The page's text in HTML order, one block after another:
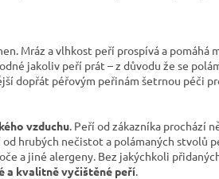
Mráz a vlhkost peří prospívá a pomáhá
jakoliv peří prát – z důvodu že se
dopřát péřovým peřinám šetrnou péči
vzduchu. Peří od zákazníka prochází
hrubých nečistot a polámaných stvolů
a jiné alergeny. Bez jakýchkoli
a kvalitně vyčištěné peří.